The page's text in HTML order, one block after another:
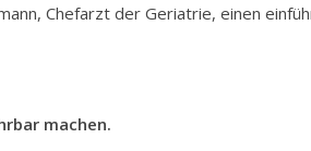
Chefarzt der Geriatrie, einen
machen.